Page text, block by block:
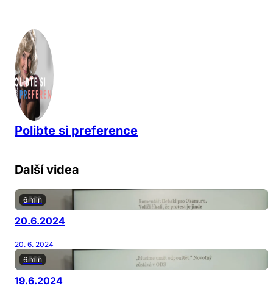
Polibte si preference
Další videa
6 min
20.6.2024
20. 6. 2024
6 min
19.6.2024